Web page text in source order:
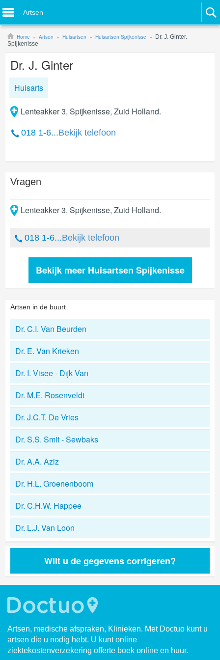
Artsen
Home Artsen Huisartsen Huisartsen Spijkenisse
Dr. J. Ginter.
Spijkenisse
Dr. J. Ginter
Huisarts
Lenteakker 3, Spijkenisse, Zuid Holland.
018 1-6...Bekijk telefoon
Vragen
Lenteakker 3, Spijkenisse, Zuid Holland.
018 1-6...Bekijk telefoon
Bekijk meer Huisartsen Spijkenisse
Artsen in de buurt
Dr. C.I. Van Beurden
Dr. E. Van Krieken
Dr. I. Visee - Dijk Van
Dr. M.E. Rosenveldt
Dr. J.C.T. De Vries
Dr. S.S. Smit - Sewbaks
Dr. A.A. Aziz
Dr. H.L. Groenenboom
Dr. C.H.W. Happee
Dr. L.J. Van Loon
Wilt u de gegevens corrigeren?
Artsen, medische afspraken, Klinieken. Met Doctuo kunt u
artsen die u nodig hebt. U kunt online
ziektekostenverzekering offerte boek online en huur.